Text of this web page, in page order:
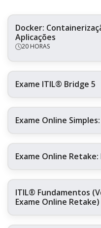
Docker:
Aplicações
20 HORAS
Exame ITIL® Bridge 5
Exame Online
Exame Online
ITIL® Fundamentos
Exame Online Retake)